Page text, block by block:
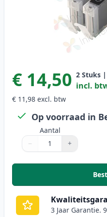
€ 14,50 2 Stuks |
incl.
€ 11,98 excl. btw
Op voorraad in
Aantal
Aantal
Gebruik de knoppen om
− +
Aantal 1
3 Jaar Garantie.